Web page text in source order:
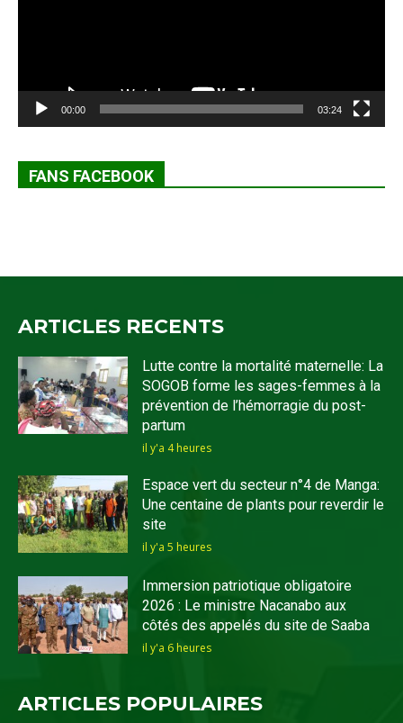
00:00 03:24
FANS FACEBOOK
ARTICLES RECENTS
Lutte contre la mortalité maternelle: La
SOGOB forme les sages-femmes à la
prévention de l’hémorragie du post-
partum
il y'a 4 heures
Espace vert du secteur n°4 de Manga:
Une centaine de plants pour reverdir le
site
il y'a 5 heures
Immersion patriotique obligatoire
2026 : Le ministre Nacanabo aux
côtés des appelés du site de Saaba
il y'a 6 heures
ARTICLES POPULAIRES